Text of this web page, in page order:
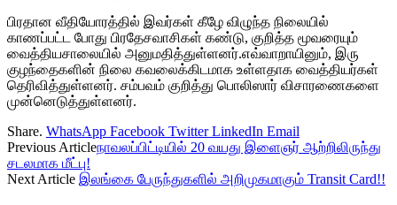
பிரதான வீதியோரத்தில் இவர்கள் கீழே விழுந்த நிலையில்
காணப்பட்ட போது பிரதேசவாசிகள் கண்டு, குறித்த மூவரையும்
வைத்தியசாலையில் அனுமதித்துள்ளனர்.எவ்வாறாயினும், இரு
குழந்தைகளின் நிலை கவலைக்கிடமாக உள்ளதாக வைத்தியர்கள்
தெரிவித்துள்ளனர். சம்பவம் குறித்து பொலிஸார் விசாரணைகளை
முன்னெடுத்துள்ளனர்.
Share. WhatsApp Facebook Twitter LinkedIn Email
Previous Articleநாவலப்பிட்டியில் 20 வயது இளைஞர் ஆற்றிலிருந்து
சடலமாக மீட்பு!
Next Article இலங்கை பேருந்துகளில் அறிமுகமாகும் Transit Card!!